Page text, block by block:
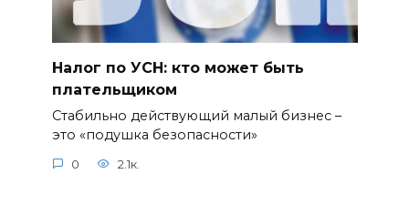
Налог по УСН: кто может быть
плательщиком
Стабильно действующий малый бизнес –
это «подушка безопасности»
0 2.1к.